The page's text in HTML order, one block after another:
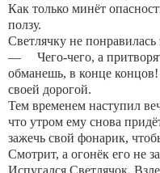
Как только минёт
ползу.
Светлячку не понравилась
— Чего-чего, а
обманешь, в конце
своей дорогой.
Тем временем наступил
что утром ему снова
зажечь свой фонарик,
Смотрит, а огонёк его не
Испугался Светлячок.